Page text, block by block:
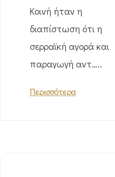
Κοινή ήταν η
διαπίστωση ότι η
σερραϊκή αγορά και
παραγωγή αντ…..
Περισσότερα